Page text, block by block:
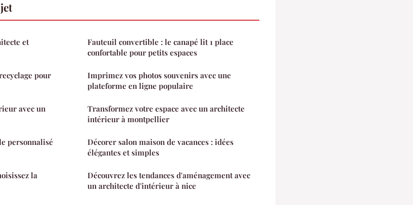
et
pour
avec un
personnalisé
la
Fauteuil convertible : le canapé lit 1 place
confortable pour petits espaces
Imprimez vos photos souvenirs avec une
plateforme en ligne populaire
Transformez votre espace avec un architecte
intérieur à montpellier
Décorer salon maison de vacances : idées
élégantes et simples
Découvrez les tendances d'aménagement avec
un architecte d'intérieur à nice